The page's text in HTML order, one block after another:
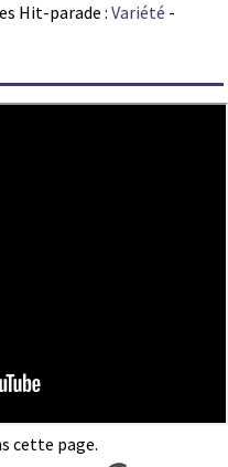
Hit-parade :Variété -
cette page.